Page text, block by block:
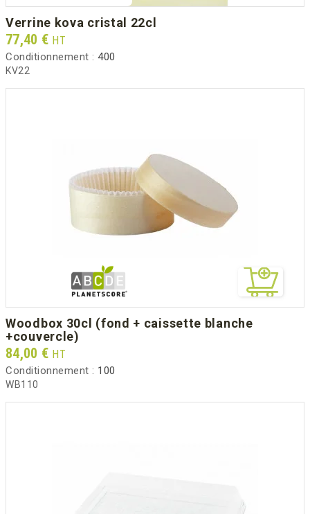
verrine kova cristal 22cl
Prix
77,40 € HT
Conditionnement : 400
KV22
woodbox 30cl (fond + caissette blanche
+couvercle)
Prix
84,00 € HT
Conditionnement : 100
WB110